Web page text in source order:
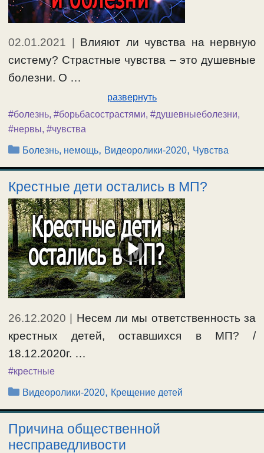
02.01.2021
Влияют ли чувства на нервную
систему? Страстные чувства – это душевные
болезни. О …
развернуть
#болезнь, #борьбасострастями, #душевныеболезни,
#нервы, #чувства
Рубрики
Болезнь, немощь, Видеоролики-2020, Чувства
Крестные дети остались в МП?
26.12.2020 | Несем ли мы ответственность за
крестных детей, оставшихся в МП? /
18.12.2020г. …
#крестные
Рубрики
Видеоролики-2020, Крещение детей
Причина общественной
несправедливости